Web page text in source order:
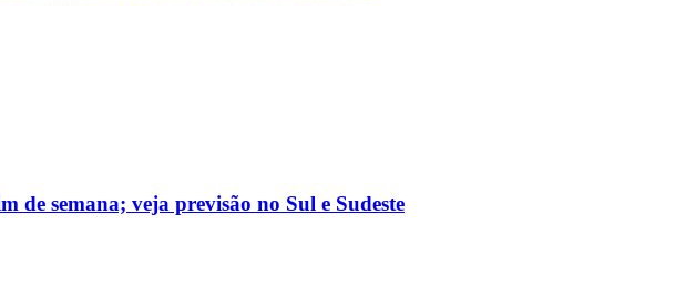
de semana; veja previsão no Sul e Sudeste